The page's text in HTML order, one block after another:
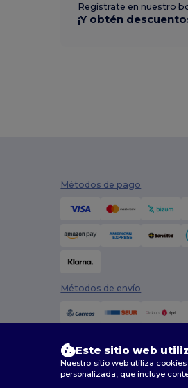
Regístrate en nuestro
¡Y obtén
Métodos de pago
Métodos de envío
Este sitio web
Nuestro sitio web utiliza
personalizada, que incluye